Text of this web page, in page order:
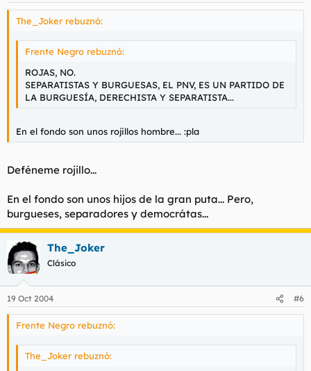
The_Joker rebuznó:
Frente Negro rebuznó:
ROJAS, NO.
SEPARATISTAS Y BURGUESAS, EL PNV, ES UN PARTIDO DE
LA BURGUESÍA, DERECHISTA Y SEPARATISTA...
En el fondo son unos rojillos hombre... :pla
Deféneme rojillo...
En el fondo son unos hijos de la gran puta... Pero,
burgueses, separadores y democrátas...
The_Joker
Clásico
19 Oct 2004 #6
Frente Negro rebuznó:
The_Joker rebuznó: